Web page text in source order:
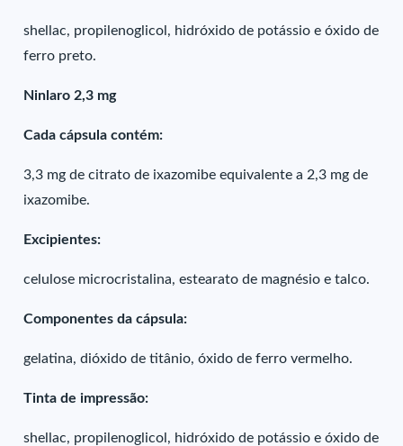
shellac, propilenoglicol, hidróxido de potássio e óxido de
ferro preto.
Ninlaro 2,3 mg
Cada cápsula contém:
3,3 mg de citrato de ixazomibe equivalente a 2,3 mg de
ixazomibe.
Excipientes:
celulose microcristalina, estearato de magnésio e talco.
Componentes da cápsula:
gelatina, dióxido de titânio, óxido de ferro vermelho.
Tinta de impressão:
shellac, propilenoglicol, hidróxido de potássio e óxido de